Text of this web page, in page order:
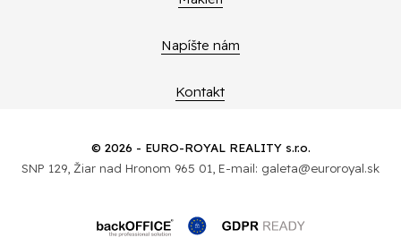
Napíšte nám
Kontakt
© 2026 - EURO-ROYAL REALITY s.r.o.
SNP 129, Žiar nad Hronom 965 01, E-mail: galeta@euroroyal.sk